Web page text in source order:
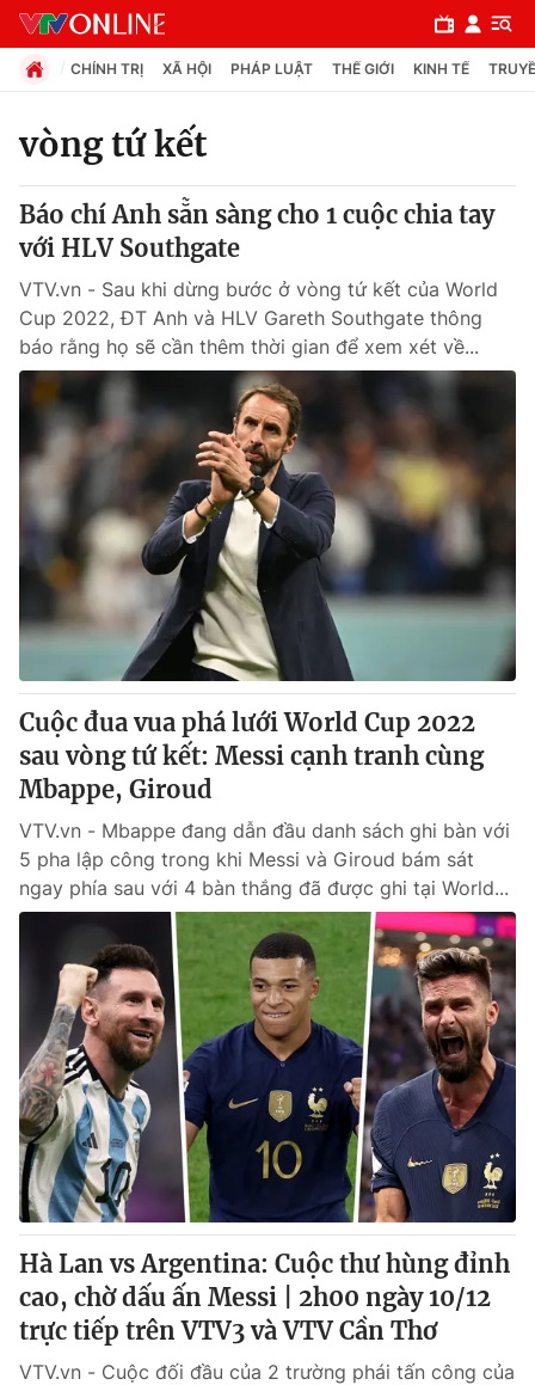
Chuyên mục
Chính trị
Xã hội
Pháp luật
Y tế
Thế giới
Tin tức
Thế giới đó đây
Câu chuyện quốc tế
Kinh tế
Tài chính
Thị trường
Góc doanh nghiệp
Dữ liệu và đời sống
Truyền hình
Phim VTV
Hậu trường
Nhân vật
Khán giả
Giải sao mai
Giải trí
Điện ảnh
Âm nhạc
Đời sống
Du lịch
Làm đẹp
Chất lượng cuộc sống
Giáo dục
Tuyển sinh
Học trực tuyến
Công nghệ
Hitech Công nghệ tương lai
Sản phẩm
Thị trường
Tư vấn
Giao lưu trực tuyến
Lịch phát sóng
Chuyên mục khác
Emagazine Podcast
Photo Infographic
CHÍNH TRỊ XÃ HỘI PHÁP LUẬT THẾ GIỚI KINH TẾ
vòng tứ kết
Báo chí Anh sẵn sàng cho 1 cuộc chia tay
với HLV Southgate
VTV.vn - Sau khi dừng bước ở vòng tứ kết của World
Cup 2022, ĐT Anh và HLV Gareth Southgate thông
báo rằng họ sẽ cần thêm thời gian để xem xét về...
Cuộc đua vua phá lưới World Cup 2022
sau vòng tứ kết: Messi cạnh tranh cùng
Mbappe, Giroud
VTV.vn - Mbappe đang dẫn đầu danh sách ghi bàn với
5 pha lập công trong khi Messi và Giroud bám sát
ngay phía sau với 4 bàn thắng đã được ghi tại World...
Hà Lan vs Argentina: Cuộc thư hùng đỉnh
cao, chờ dấu ấn Messi | 2h00 ngày 10/12
trực tiếp trên VTV3 và VTV Cần Thơ
VTV.vn - Cuộc đối đầu của 2 trường phái tấn công của